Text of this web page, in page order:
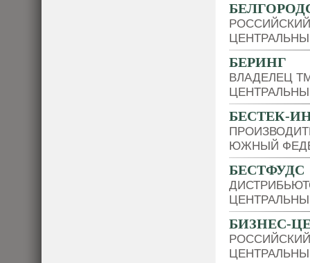
БЕРИНГ
ВЛАДЕЛЕЦ
БЕСТЕК-
ЮЖНЫЙ
БЕСТФУДС
БИЗНЕС-